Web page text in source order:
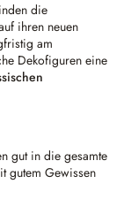
die
ihren neuen
am
Dekofiguren eine
gut in die gesamte
gutem Gewissen